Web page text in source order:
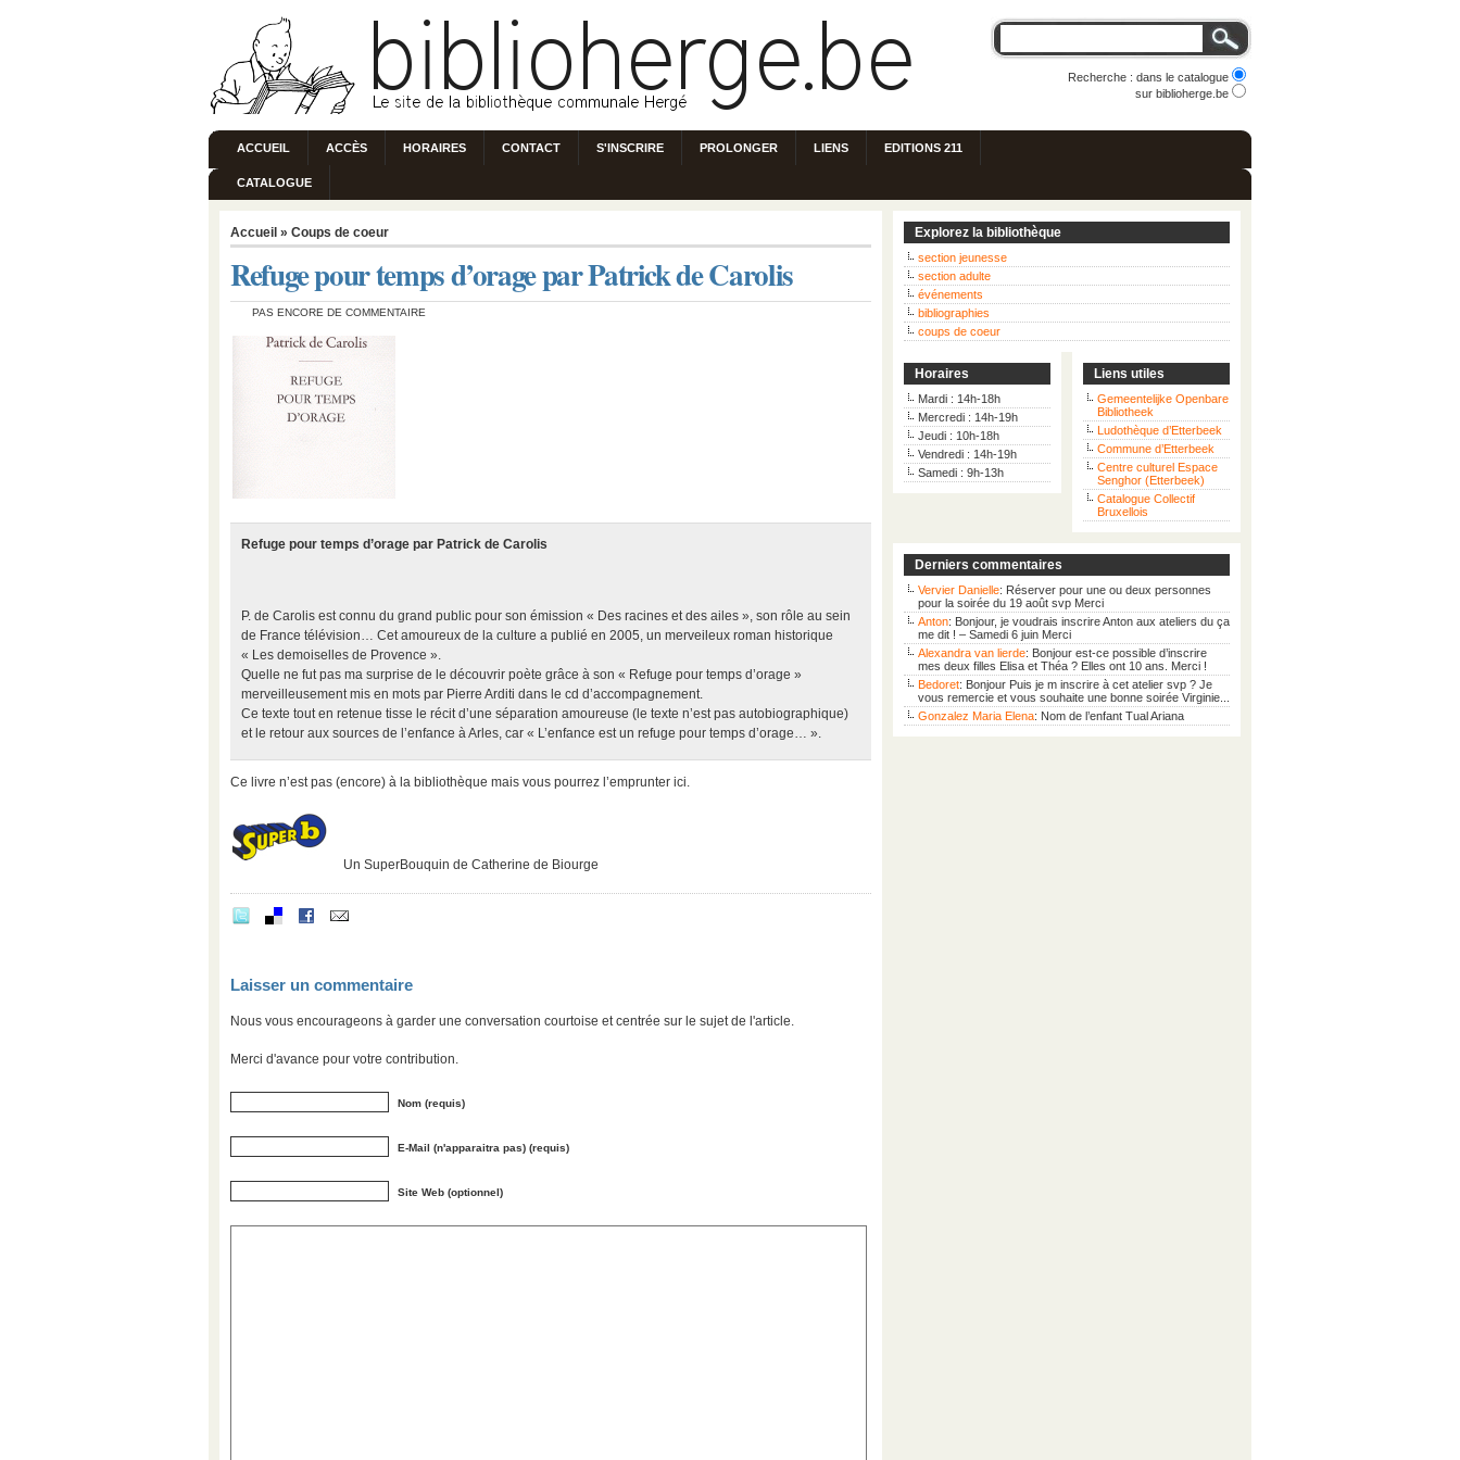
Recherche : dans le catalogue
sur biblioherge.be
ACCUEIL ACCÈS HORAIRES CONTACT S'INSCRIRE PROLONGER LIENS EDITIONS 211
CATALOGUE
Accueil » Coups de coeur
Refuge pour temps d’orage par Patrick de Carolis
PAS ENCORE DE COMMENTAIRE
Refuge pour temps d’orage par Patrick de Carolis
P. de Carolis est connu du grand public pour son émission « Des racines et des ailes », son rôle au sein
de France télévision… Cet amoureux de la culture a publié en 2005, un merveileux roman historique
« Les demoiselles de Provence ».
Quelle ne fut pas ma surprise de le découvrir poète grâce à son « Refuge pour temps d’orage »
merveilleusement mis en mots par Pierre Arditi dans le cd d’accompagnement.
Ce texte tout en retenue tisse le récit d’une séparation amoureuse (le texte n’est pas autobiographique)
et le retour aux sources de l’enfance à Arles, car « L’enfance est un refuge pour temps d’orage… ».
Ce livre n’est pas (encore) à la bibliothèque mais vous pourrez l’emprunter ici.
Un SuperBouquin de Catherine de Biourge
Laisser un commentaire
Nous vous encourageons à garder une conversation courtoise et centrée sur le sujet de l'article.
Merci d'avance pour votre contribution.
Nom (requis)
E-Mail (n'apparaitra pas) (requis)
Site Web (optionnel)
Explorez la bibliothèque
section jeunesse
section adulte
événements
bibliographies
coups de coeur
Horaires
Mardi : 14h-18h
Mercredi : 14h-19h
Jeudi : 10h-18h
Vendredi : 14h-19h
Samedi : 9h-13h
Liens utiles
Gemeentelijke Openbare
Bibliotheek
Ludothèque d’Etterbeek
Commune d’Etterbeek
Centre culturel Espace
Senghor (Etterbeek)
Catalogue Collectif
Bruxellois
Derniers commentaires
Vervier Danielle: Réserver pour une ou deux personnes
pour la soirée du 19 août svp Merci
Anton: Bonjour, je voudrais inscrire Anton aux ateliers du ça
me dit ! – Samedi 6 juin Merci
Alexandra van lierde: Bonjour est-ce possible d’inscrire
mes deux filles Elisa et Théa ? Elles ont 10 ans. Merci !
Bedoret: Bonjour Puis je m inscrire à cet atelier svp ? Je
vous remercie et vous souhaite une bonne soirée Virginie...
Gonzalez Maria Elena: Nom de l’enfant Tual Ariana